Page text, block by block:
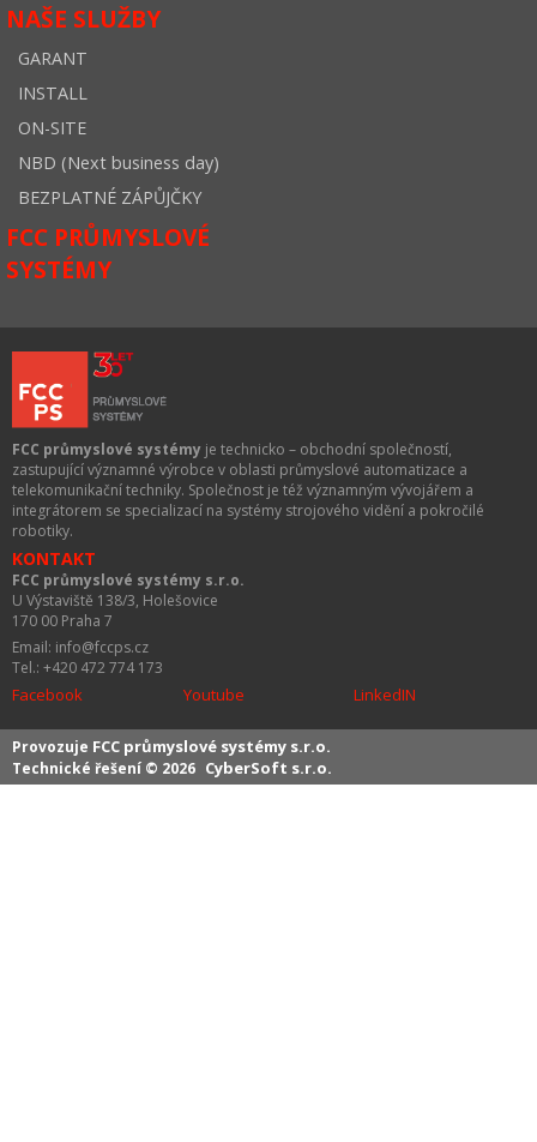
NAŠE SLUŽBY
GARANT
INSTALL
ON-SITE
NBD (Next business day)
BEZPLATNÉ ZÁPŮJČKY
FCC PRŮMYSLOVÉ
SYSTÉMY
FCC průmyslové systémy je technicko – obchodní společností,
zastupující významné výrobce v oblasti průmyslové automatizace a
telekomunikační techniky. Společnost je též významným vývojářem a
integrátorem se specializací na systémy strojového vidění a pokročilé
robotiky.
KONTAKT
FCC průmyslové systémy s.r.o.
U Výstaviště 138/3, Holešovice
170 00 Praha 7
Email: info@fccps.cz
Tel.: +420 472 774 173
Facebook Youtube LinkedIN
Provozuje FCC průmyslové systémy s.r.o.
Technické řešení © 2026 CyberSoft s.r.o.